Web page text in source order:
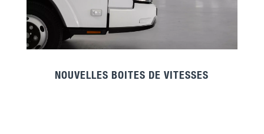
NOUVELLES BOITES DE VITESSES